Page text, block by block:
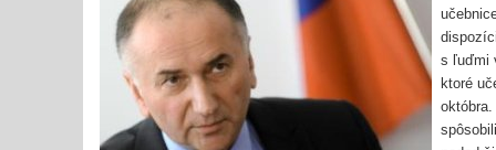
s ľuďmi
ktoré